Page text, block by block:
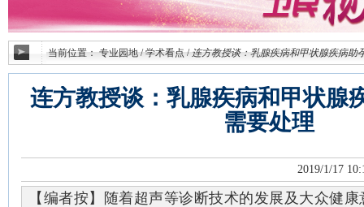
当前位置：专业园地 / 学术看点 / 连方教授谈：乳腺疾病和甲状腺疾病助
连方教授谈：乳腺疾病和甲状腺
需要处理
2019/1/17
【编者按】随着超声等诊断技术的发展及大众健